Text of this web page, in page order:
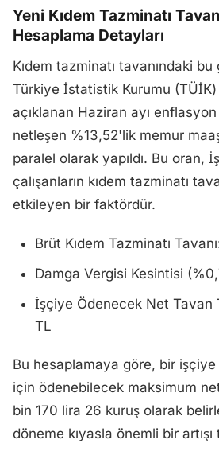
Yeni Kıdem Tazminatı
Hesaplama Detayları
Kıdem tazminatı tavanındaki
Türkiye İstatistik Kurumu (TÜİK)
açıklanan Haziran ayı
netleşen %13,52'lik memur maaş
paralel olarak yapıldı. Bu oran,
çalışanların kıdem tazminatı
etkileyen bir faktördür.
Brüt Kıdem Tazminatı
Damga Vergisi Kesintisi
İşçiye Ödenecek Net Tavan
TL
Bu hesaplamaya göre, bir işçiye
için ödenebilecek maksimum
bin 170 lira 26 kuruş olarak
döneme kıyasla önemli bir